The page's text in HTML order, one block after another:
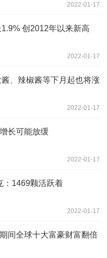
2022-01-17
创2012年以来新高
2022-01-17
、辣椒酱等下月起也将涨
2022-01-17
长可能放缓
2022-01-17
：1469颗活跃着
2022-01-17
间全球十大富豪财富翻倍